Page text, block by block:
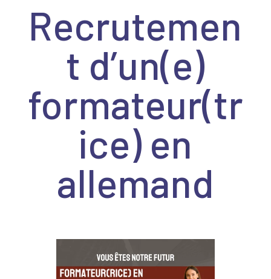
Recrutemen
t d’un(e)
formateur(tr
ice) en
allemand